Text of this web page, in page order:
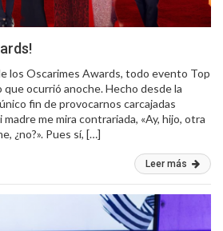
los Oscarimes Awards, todo evento Top
ocurrió anoche. Hecho desde la
fin de provocarnos carcajadas
madre me mira contrariada, «Ay, hijo, otra
¿no?». Pues sí, […]
Leer más